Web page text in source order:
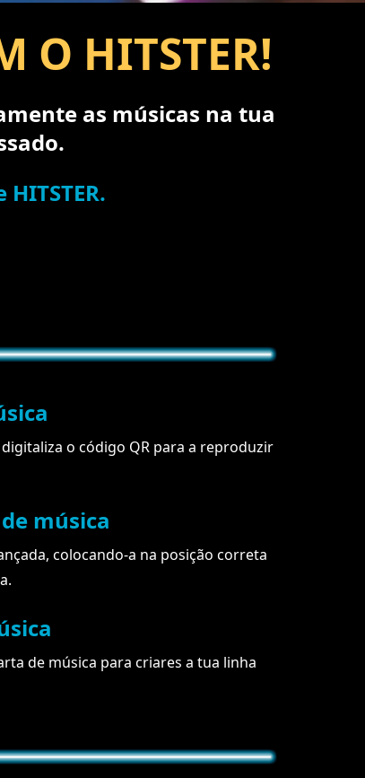
O HITSTER!
as músicas na tua
o código QR para a reproduzir
música
colocando-a na posição correta
de música para criares a tua linha